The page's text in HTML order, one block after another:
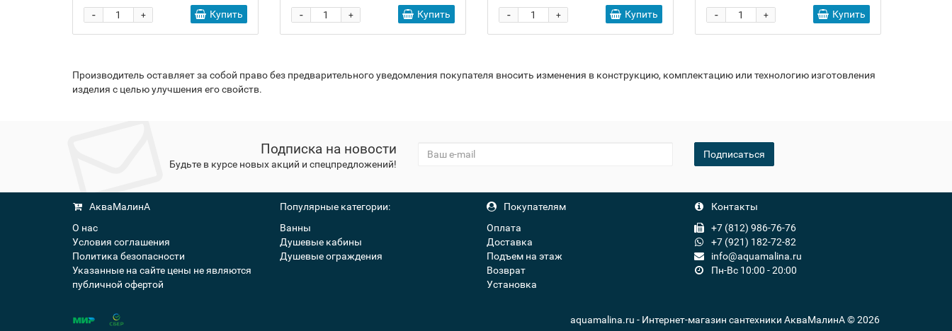
+
- Купить +
- Купить +
- Купить +
- Купить
Производитель оставляет за собой право без предварительного уведомления покупателя вносить изменения в конструкцию, комплектацию или технологию изготовления
изделия с целью улучшения его свойств.
Подписка на новости
Будьте в курсе новых акций и спецпредложений!
Подписаться
АкваМалинА
О нас
Условия соглашения
Политика безопасности
Указанные на сайте цены не являются
публичной офертой
Популярные категории:
Ванны
Душевые кабины
Душевые ограждения
Покупателям
Оплата
Доставка
Подъем на этаж
Возврат
Установка
Контакты
+7 (812) 986-76-76
+7 (921) 182-72-82
info@aquamalina.ru
Пн-Вс 10:00 - 20:00
aquamalina.ru - Интернет-магазин сантехники АкваМалинА © 2026